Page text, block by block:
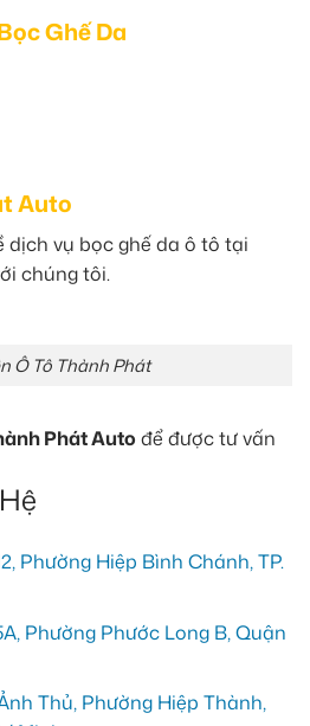
Ghế Da
Auto
vụ bọc ghế da ô tô tại
chúng tôi.
Ô Tô Thành Phát
Phát Auto để được tư vấn
Phường Hiệp Bình Chánh, TP.
Phường Phước Long B, Quận
Thủ, Phường Hiệp Thành,